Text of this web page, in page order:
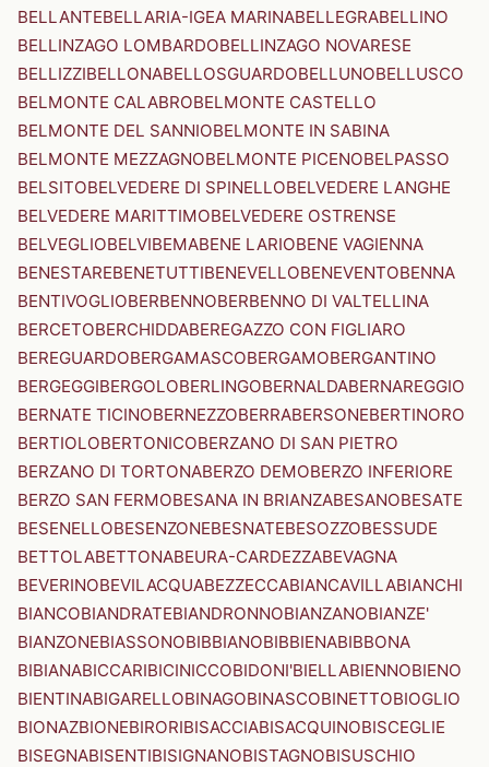
BELLANTEBELLARIA-IGEA MARINABELLEGRABELLINO
BELLINZAGO LOMBARDOBELLINZAGO NOVARESE
BELLIZZIBELLONABELLOSGUARDOBELLUNOBELLUSCO
BELMONTE CALABROBELMONTE CASTELLO
BELMONTE DEL SANNIOBELMONTE IN SABINA
BELMONTE MEZZAGNOBELMONTE PICENOBELPASSO
BELSITOBELVEDERE DI SPINELLOBELVEDERE LANGHE
BELVEDERE MARITTIMOBELVEDERE OSTRENSE
BELVEGLIOBELVIBEMABENE LARIOBENE VAGIENNA
BENESTAREBENETUTTIBENEVELLOBENEVENTOBENNA
BENTIVOGLIOBERBENNOBERBENNO DI VALTELLINA
BERCETOBERCHIDDABEREGAZZO CON FIGLIARO
BEREGUARDOBERGAMASCOBERGAMOBERGANTINO
BERGEGGIBERGOLOBERLINGOBERNALDABERNAREGGIO
BERNATE TICINOBERNEZZOBERRABERSONEBERTINORO
BERTIOLOBERTONICOBERZANO DI SAN PIETRO
BERZANO DI TORTONABERZO DEMOBERZO INFERIORE
BERZO SAN FERMOBESANA IN BRIANZABESANOBESATE
BESENELLOBESENZONEBESNATEBESOZZOBESSUDE
BETTOLABETTONABEURA-CARDEZZABEVAGNA
BEVERINOBEVILACQUABEZZECCABIANCAVILLABIANCHI
BIANCOBIANDRATEBIANDRONNOBIANZANOBIANZE'
BIANZONEBIASSONOBIBBIANOBIBBIENABIBBONA
BIBIANABICCARIBICINICCOBIDONI'BIELLABIENNOBIENO
BIENTINABIGARELLOBINAGOBINASCOBINETTOBIOGLIO
BIONAZBIONEBIRORIBISACCIABISACQUINOBISCEGLIE
BISEGNABISENTIBISIGNANOBISTAGNOBISUSCHIO